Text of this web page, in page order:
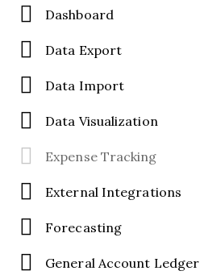
Dashboard
Data Export
Data Import
Data Visualization
Expense Tracking
External Integrations
Forecasting
General Account Ledger